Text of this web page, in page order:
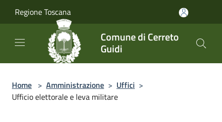
Regione Toscana
Comune di Cerreto
Guidi
Home > Amministrazione > Uffici >
Ufficio elettorale e leva militare